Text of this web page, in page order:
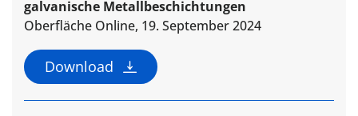
galvanische Metallbeschichtungen
Oberfläche Online, 19. September 2024
Download